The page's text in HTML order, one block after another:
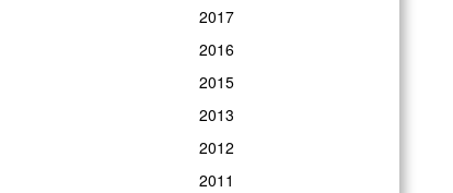
2017
2016
2015
2013
2012
2011